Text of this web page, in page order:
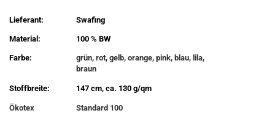
Lieferant: Swafing
Material: 100 % BW
Farbe:
grün, rot, gelb, orange, pink, blau, lila,
braun
Stoffbreite: 147 cm, ca. 130 g/qm
Ökotex
Standard 100